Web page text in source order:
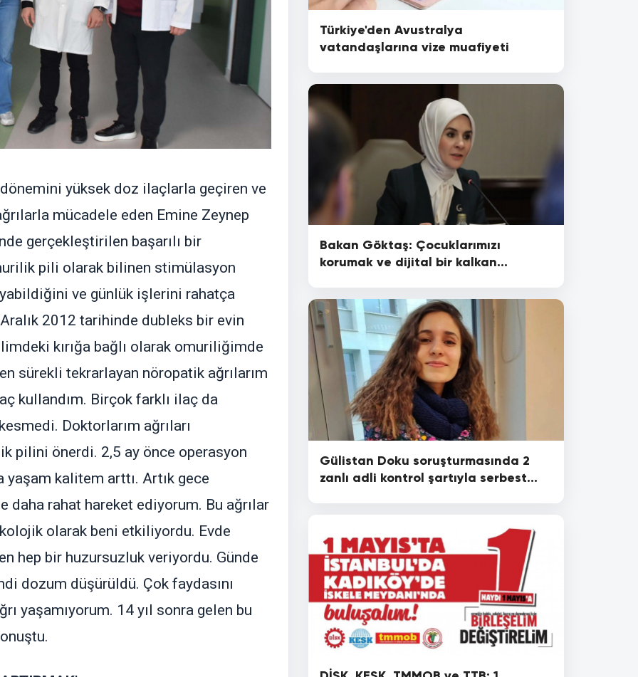
yüksek doz ilaçlarla geçiren ve
mücadele eden Emine Zeynep
gerçekleştirilen başarılı bir
pili olarak bilinen stimülasyon
ve günlük işlerini rahatça
2012 tarihinde dubleks bir evin
kırığa bağlı olarak omuriliğimde
sürekli tekrarlayan nöropatik ağrılarım
kullandım. Birçok farklı ilaç da
Doktorlarım ağrıları
pilini önerdi. 2,5 ay önce operasyon
kalitem arttı. Artık gece
daha rahat hareket ediyorum. Bu ağrılar
olarak beni etkiliyordu. Evde
hep bir huzursuzluk veriyordu. Günde
dozum düşürüldü. Çok faydasını
yaşamıyorum. 14 yıl sonra gelen bu
Türkiye'den Avustralya
vatandaşlarına vize muafiyeti
Bakan Göktaş: Çocuklarımızı
korumak ve dijital bir kalkan
Gülistan Doku soruşturmasında 2
zanlı adli kontrol şartıyla serbest